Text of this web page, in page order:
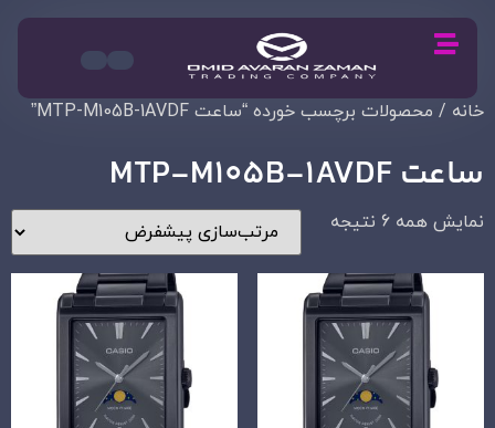
خانه / محصولات برچسب خورده “ساعت MTP-M105B-1AVDF”
ساعت MTP-M105B-1AVDF
نمایش همه 6 نتیجه